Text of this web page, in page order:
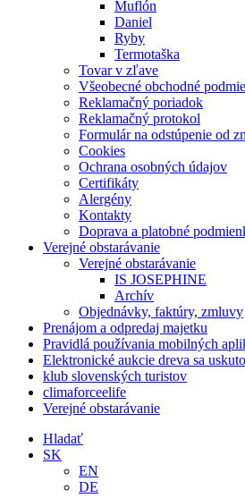
Muflón
Daniel
Ryby
Termotaška
Tovar v zľave
Všeobecné obchodné
Reklamačný poriadok
Reklamačný protokol
Formulár na odstúpenie od
Cookies
Ochrana osobných údajov
Certifikáty
Alergény
Kontakty
Doprava a platobné
Verejné obstarávanie
Verejné obstarávanie
IS JOSEPHINE
Archív
Objednávky, faktúry, zmluvy
Prenájom a odpredaj majetku
Pravidlá používania mobilných
Elektronické aukcie dreva sa
klub slovenských turistov
climaforceelife
Verejné obstarávanie
Hladať
SK
EN
DE